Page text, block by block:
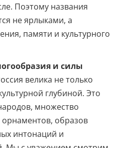
Поэтому названия
не ярлыками, а
памяти и культурного
и силы
велика не только
глубиной. Это
множество
образов
интонаций и